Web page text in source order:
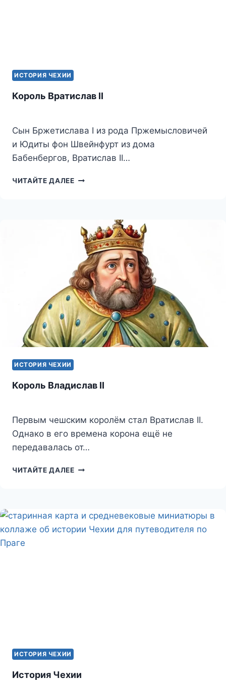
ИСТОРИЯ ЧЕХИИ
Король Вратислав II
Сын Бржетислава I из рода Пржемысловичей
и Юдиты фон Швейнфурт из дома
Бабенбергов, Вратислав II…
ЧИТАЙТЕ ДАЛЕЕКОРОЛЬ
ИСТОРИЯ ЧЕХИИ
Король Владиcлав II
Первым чешским королём стал Вратислав II.
Однако в его времена корона ещё не
передавалась от…
ЧИТАЙТЕ ДАЛЕЕКОРОЛЬ
ИСТОРИЯ ЧЕХИИ
История Чехии